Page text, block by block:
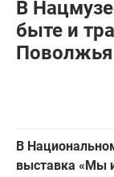
В
быте и
Поволжья
В
выставка «Мы